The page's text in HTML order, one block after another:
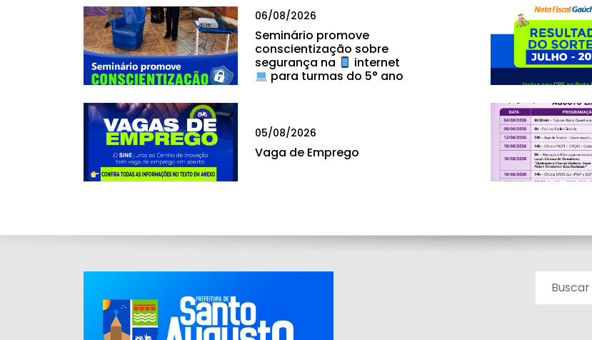
06/08/2026
Seminário promove
conscientização sobre
segurança na
internet
para turmas do 5° ano
05/08/2026
Vaga de Emprego